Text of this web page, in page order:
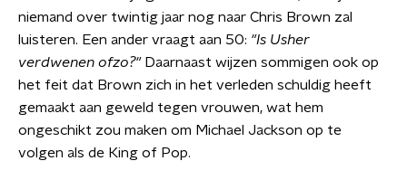
niemand over twintig jaar nog naar Chris Brown zal
luisteren. Een ander vraagt aan 50: "Is Usher
verdwenen ofzo?" Daarnaast wijzen sommigen ook op
het feit dat Brown zich in het verleden schuldig heeft
gemaakt aan geweld tegen vrouwen, wat hem
ongeschikt zou maken om Michael Jackson op te
volgen als de King of Pop.